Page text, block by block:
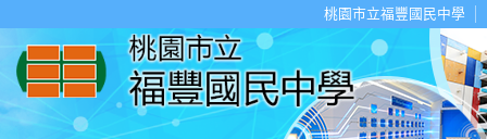
桃園市立福豐國民中學